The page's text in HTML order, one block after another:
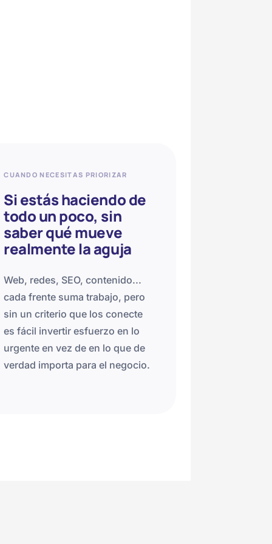
CUANDO NECESITAS PRIORIZAR
Si estás haciendo de
todo un poco, sin
saber qué mueve
realmente la aguja
Web, redes, SEO, contenido...
cada frente suma trabajo, pero
sin un criterio que los conecte
es fácil invertir esfuerzo en lo
urgente en vez de en lo que de
verdad importa para el negocio.